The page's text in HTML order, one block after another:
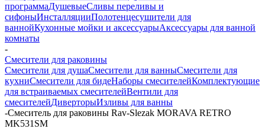
программаДушевыеСливы переливы и
сифоныИнсталляцииПолотенцесушители для
ваннойКухонные мойки и аксессуарыАксессуары для ванной
комнаты
-
Смесители для раковины
Смесители для душаСмесители для ванныСмесители для
кухниСмесители для бидеНаборы смесителейКомплектующие
для встраиваемых смесителейВентили для
смесителейДиверторыИзливы для ванны
-Смеситель для раковины Rav-Slezak MORAVA RETRO
MK531SM